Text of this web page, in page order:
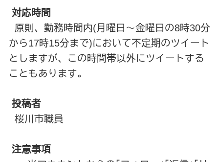
対応時間
原則、勤務時間内(月曜日～金曜日の8時30分
から17時15分まで)において不定期のツイート
としますが、この時間帯以外にツイートする
こともあります。
投稿者
桜川市職員
注意事項